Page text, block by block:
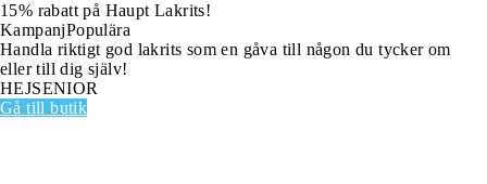
15% rabatt på Haupt Lakrits!
KampanjPopulära
Handla riktigt god lakrits som en gåva till någon du tycker om
eller till dig själv!
HEJSENIOR
Gå till butik